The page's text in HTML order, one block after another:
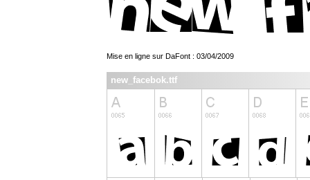
Mise en ligne sur DaFont : 03/04/2009
new_facebok.ttf